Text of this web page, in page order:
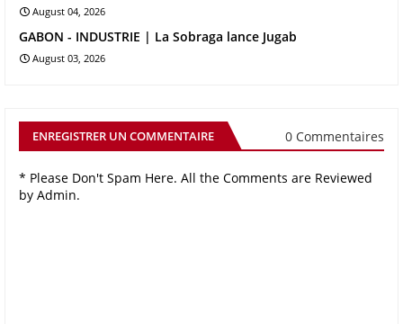
August 04, 2026
GABON - INDUSTRIE | La Sobraga lance Jugab
August 03, 2026
ENREGISTRER UN COMMENTAIRE 0 Commentaires
* Please Don't Spam Here. All the Comments are Reviewed
by Admin.